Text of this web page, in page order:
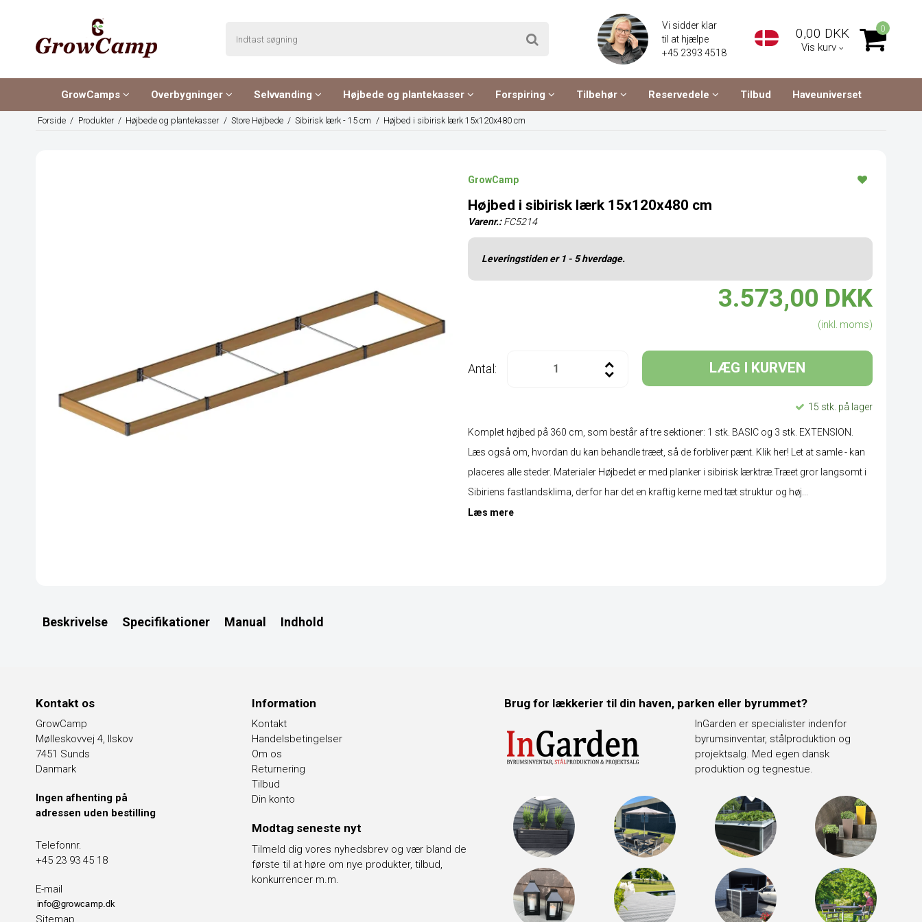
Vi sidder klar
til at hjælpe
+45 2393 4518
0,00 DKK
Vis kurv
0
GrowCamps Overbygninger Selvvanding Højbede og plantekasser Forspiring Tilbehør Reservedele Tilbud Haveuniverset
Forside / Produkter / Højbede og plantekasser / Store Højbede / Sibirisk lærk - 15 cm / Højbed i sibirisk lærk 15x120x480 cm
GrowCamp
Højbed i sibirisk lærk 15x120x480 cm
Varenr.: FC5214
Leveringstiden er 1 - 5 hverdage.
3.573,00 DKK
(inkl. moms)
Antal: LÆG I KURVEN
15 stk. på lager
Komplet højbed på 360 cm, som består af tre sektioner: 1 stk. BASIC og 3 stk. EXTENSION.
Læs også om, hvordan du kan behandle træet, så de forbliver pænt. Klik her! Let at samle - kan
placeres alle steder. Materialer Højbedet er med planker i sibirisk lærktræ.Træet gror langsomt i
Sibiriens fastlandsklima, derfor har det en kraftig kerne med tæt struktur og høj...
Læs mere
Beskrivelse Specifikationer Manual Indhold
Kontakt os
GrowCamp
Mølleskovvej 4, Ilskov
7451 Sunds
Danmark
Ingen afhenting på
adressen uden bestilling
Telefonnr.
+45 23 93 45 18
E-mail
Sitemap
Information
Kontakt
Handelsbetingelser
Om os
Returnering
Tilbud
Din konto
Modtag seneste nyt
Tilmeld dig vores nyhedsbrev og vær bland de
første til at høre om nye produkter, tilbud,
konkurrencer m.m.
Brug for lækkerier til din haven, parken eller byrummet?
InGarden er specialister indenfor
byrumsinventar, stålproduktion og
projektsalg. Med egen dansk
produktion og tegnestue.